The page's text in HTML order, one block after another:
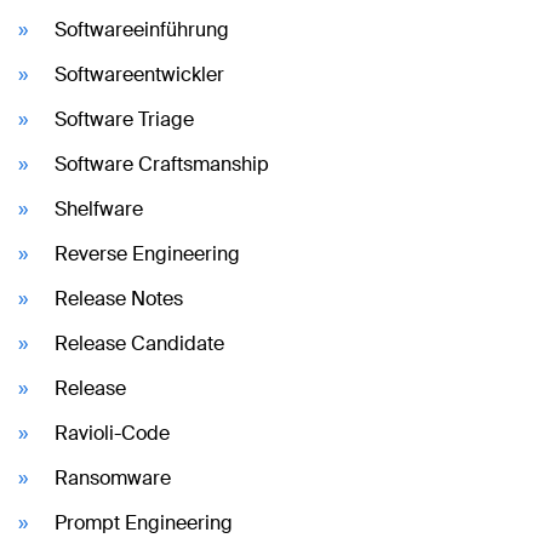
Softwareeinführung
Softwareentwickler
Software Triage
Software Craftsmanship
Shelfware
Reverse Engineering
Release Notes
Release Candidate
Release
Ravioli-Code
Ransomware
Prompt Engineering